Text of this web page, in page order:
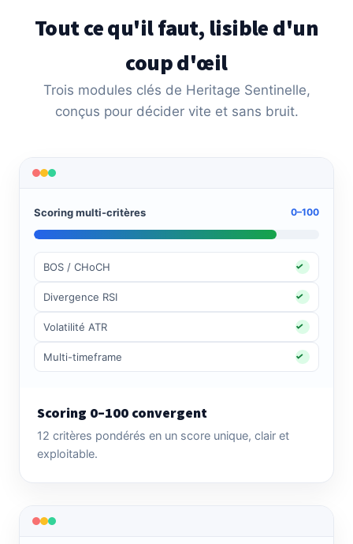
Tout ce qu'il faut, lisible d'un
coup d'œil
Trois modules clés de Heritage Sentinelle,
conçus pour décider vite et sans bruit.
Scoring multi-critères 0–100
BOS / CHoCH
Divergence RSI
Volatilité ATR
Multi-timeframe
Scoring 0–100 convergent
12 critères pondérés en un score unique, clair et
exploitable.